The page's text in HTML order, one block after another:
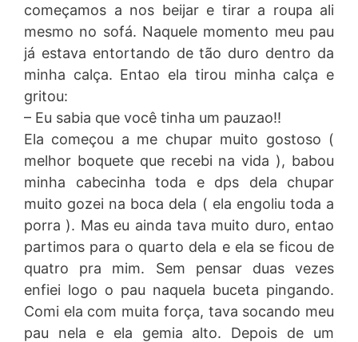
começamos a nos beijar e tirar a roupa ali
mesmo no sofá. Naquele momento meu pau
já estava entortando de tão duro dentro da
minha calça. Entao ela tirou minha calça e
gritou:
– Eu sabia que você tinha um pauzao!!
Ela começou a me chupar muito gostoso (
melhor boquete que recebi na vida ), babou
minha cabecinha toda e dps dela chupar
muito gozei na boca dela ( ela engoliu toda a
porra ). Mas eu ainda tava muito duro, entao
partimos para o quarto dela e ela se ficou de
quatro pra mim. Sem pensar duas vezes
enfiei logo o pau naquela buceta pingando.
Comi ela com muita força, tava socando meu
pau nela e ela gemia alto. Depois de um